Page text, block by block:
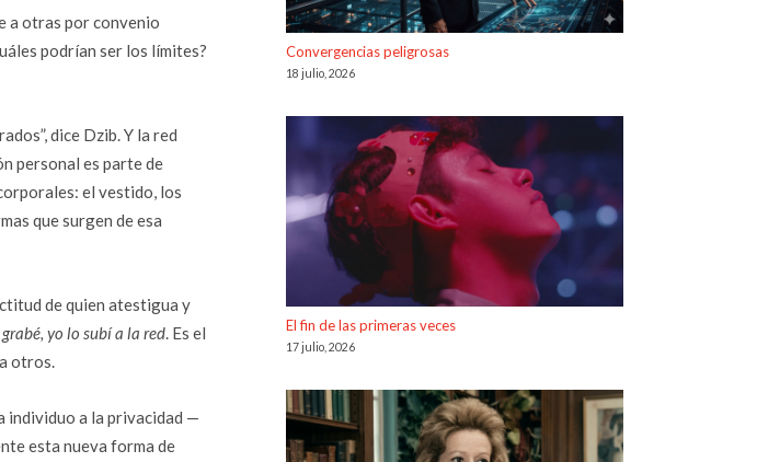
a otras por convenio
podrían ser los límites?
dice Dzib. Y la red
personal es parte de
el vestido, los
que surgen de esa
de quien atestigua y
yo lo subí a la red. Es el
otros.
individuo a la privacidad —
esta nueva forma de
Convergencias peligrosas
18 julio, 2026
El fin de las primeras veces
17 julio, 2026